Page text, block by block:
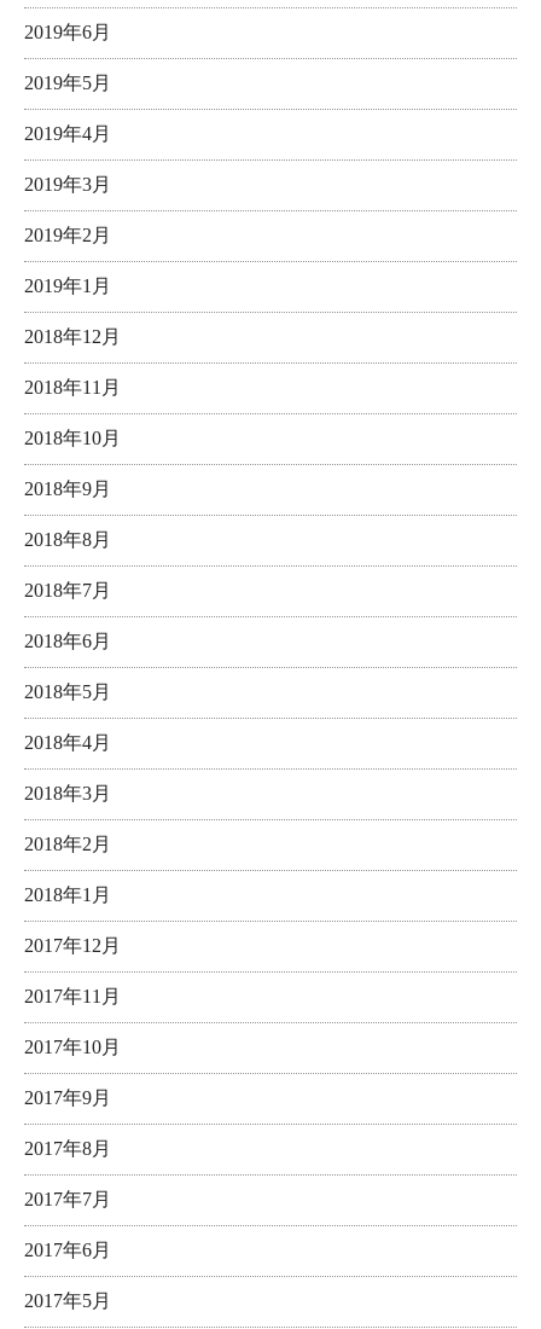
2019年6月
2019年5月
2019年4月
2019年3月
2019年2月
2019年1月
2018年12月
2018年11月
2018年10月
2018年9月
2018年8月
2018年7月
2018年6月
2018年5月
2018年4月
2018年3月
2018年2月
2018年1月
2017年12月
2017年11月
2017年10月
2017年9月
2017年8月
2017年7月
2017年6月
2017年5月